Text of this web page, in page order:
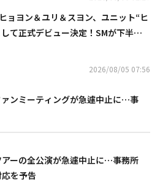
ョヨン＆ユリ＆スヨン、ユニット“ヒ
て正式デビュー決定！SMが下半期
2026/08/05 07:56
ンミーティングが急遽中止に…事
ーの全公演が急遽中止に…事務所
を予告